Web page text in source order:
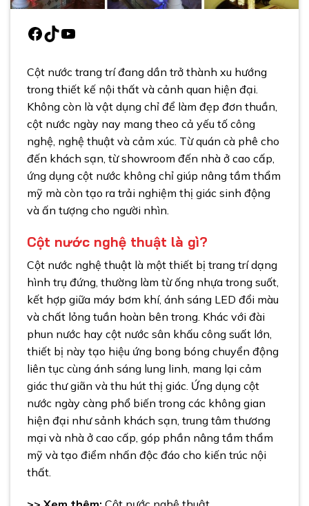
Facebook
TikTok
Youtube
Cột nước trang trí đang dần trở thành xu hướng
trong thiết kế nội thất và cảnh quan hiện đại.
Không còn là vật dụng chỉ để làm đẹp đơn thuần,
cột nước ngày nay mang theo cả yếu tố công
nghệ, nghệ thuật và cảm xúc. Từ quán cà phê cho
đến khách sạn, từ showroom đến nhà ở cao cấp,
ứng dụng cột nước không chỉ giúp nâng tầm thẩm
mỹ mà còn tạo ra trải nghiệm thị giác sinh động
và ấn tượng cho người nhìn.
Cột nước nghệ thuật là gì?
Cột nước nghệ thuật là một thiết bị trang trí dạng
hình trụ đứng, thường làm từ ống nhựa trong suốt,
kết hợp giữa máy bơm khí, ánh sáng LED đổi màu
và chất lỏng tuần hoàn bên trong. Khác với đài
phun nước hay cột nước sân khấu công suất lớn,
thiết bị này tạo hiệu ứng bong bóng chuyển động
liên tục cùng ánh sáng lung linh, mang lại cảm
giác thư giãn và thu hút thị giác. Ứng dụng cột
nước ngày càng phổ biến trong các không gian
hiện đại như sảnh khách sạn, trung tâm thương
mại và nhà ở cao cấp, góp phần nâng tầm thẩm
mỹ và tạo điểm nhấn độc đáo cho kiến trúc nội
thất.